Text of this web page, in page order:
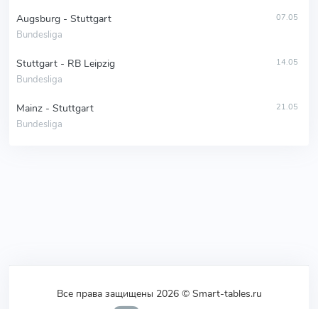
Augsburg - Stuttgart
Bundesliga
07.05
Stuttgart - RB Leipzig
Bundesliga
14.05
Mainz - Stuttgart
Bundesliga
21.05
Все права защищены 2026 © Smart-tables.ru